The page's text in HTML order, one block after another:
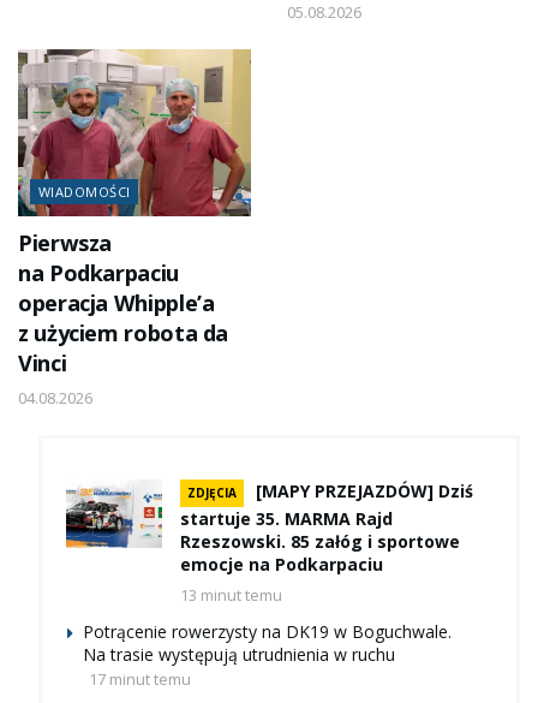
05.08.2026
WIADOMOŚCI
Pierwsza
na Podkarpaciu
operacja Whipple’a
z użyciem robota da
Vinci
04.08.2026
ZDJĘCIA
[MAPY PRZEJAZDÓW] Dziś
startuje 35. MARMA Rajd
Rzeszowski. 85 załóg i sportowe
emocje na Podkarpaciu
13 minut temu
Potrącenie rowerzysty na DK19 w Boguchwale.
Na trasie występują utrudnienia w ruchu
17 minut temu